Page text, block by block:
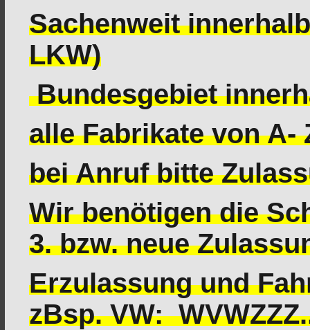
Sachenweit
LKW)
Bundesgebiet
alle Fabrikate von A-
bei Anruf bitte
Wir benötigen die
3. bzw. neue
Erzulassung und
zBsp. VW: